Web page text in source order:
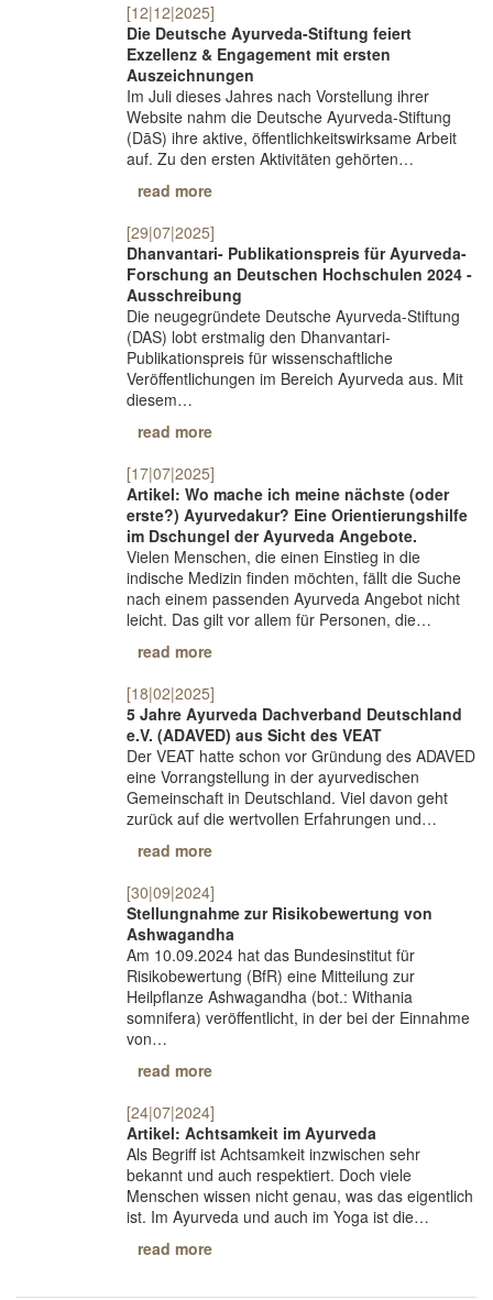
[12|12|2025]
Die Deutsche Ayurveda-Stiftung feiert
Exzellenz & Engagement mit ersten
Auszeichnungen
Im Juli dieses Jahres nach Vorstellung ihrer
Website nahm die Deutsche Ayurveda-Stiftung
(DāS) ihre aktive, öffentlichkeitswirksame Arbeit
auf. Zu den ersten Aktivitäten gehörten…
read more
[29|07|2025]
Dhanvantari- Publikationspreis für Ayurveda-
Forschung an Deutschen Hochschulen 2024 -
Ausschreibung
Die neugegründete Deutsche Ayurveda-Stiftung
(DAS) lobt erstmalig den Dhanvantari-
Publikationspreis für wissenschaftliche
Veröffentlichungen im Bereich Ayurveda aus. Mit
diesem…
read more
[17|07|2025]
Artikel: Wo mache ich meine nächste (oder
erste?) Ayurvedakur? Eine Orientierungshilfe
im Dschungel der Ayurveda Angebote.
Vielen Menschen, die einen Einstieg in die
indische Medizin finden möchten, fällt die Suche
nach einem passenden Ayurveda Angebot nicht
leicht. Das gilt vor allem für Personen, die…
read more
[18|02|2025]
5 Jahre Ayurveda Dachverband Deutschland
e.V. (ADAVED) aus Sicht des VEAT
Der VEAT hatte schon vor Gründung des ADAVED
eine Vorrangstellung in der ayurvedischen
Gemeinschaft in Deutschland. Viel davon geht
zurück auf die wertvollen Erfahrungen und…
read more
[30|09|2024]
Stellungnahme zur Risikobewertung von
Ashwagandha
Am 10.09.2024 hat das Bundesinstitut für
Risikobewertung (BfR) eine Mitteilung zur
Heilpflanze Ashwagandha (bot.: Withania
somnifera) veröffentlicht, in der bei der Einnahme
von…
read more
[24|07|2024]
Artikel: Achtsamkeit im Ayurveda
Als Begriff ist Achtsamkeit inzwischen sehr
bekannt und auch respektiert. Doch viele
Menschen wissen nicht genau, was das eigentlich
ist. Im Ayurveda und auch im Yoga ist die…
read more